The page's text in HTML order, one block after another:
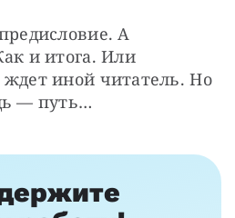
А
и итога. Или
ждет иной читатель. Но
— путь…